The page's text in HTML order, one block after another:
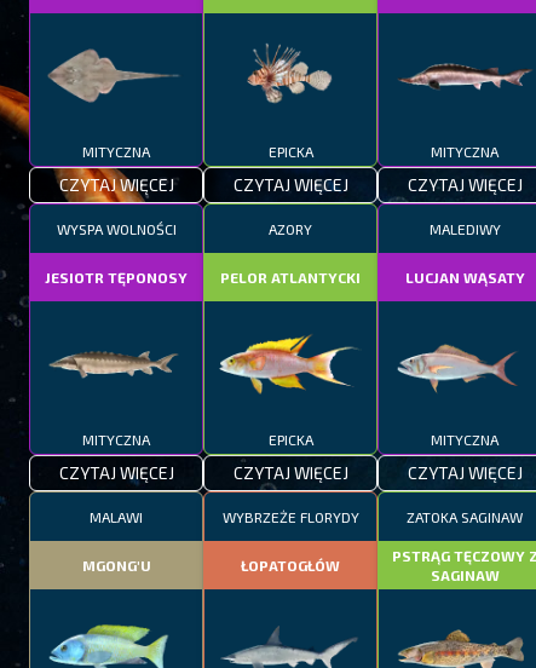
MITYCZNA
CZYTAJ WIĘCEJ
EPICKA
CZYTAJ WIĘCEJ
MITYCZNA
CZYTAJ WIĘCEJ
WYSPA WOLNOŚCI
JESIOTR TĘPONOSY
MITYCZNA
CZYTAJ WIĘCEJ
AZORY
PELOR ATLANTYCKI
EPICKA
CZYTAJ WIĘCEJ
MALEDIWY
LUCJAN WĄSATY
MITYCZNA
CZYTAJ WIĘCEJ
MALAWI
MGONG'U
WYBRZEŻE FLORYDY
ŁOPATOGŁÓW
ZATOKA SAGINAW
PSTRĄG TĘCZOWY Z
SAGINAW